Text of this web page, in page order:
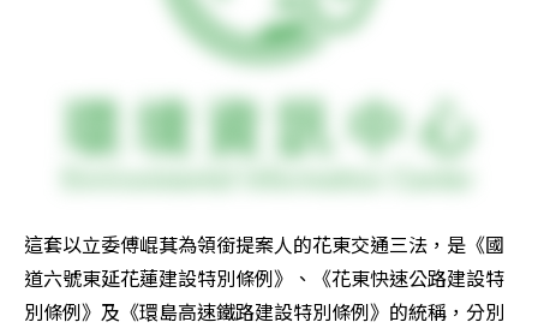
這套以立委傅崐萁為領銜提案人的花東交通三法，是《國
道六號東延花蓮建設特別條例》、《花東快速公路建設特
別條例》及《環島高速鐵路建設特別條例》的統稱，分別